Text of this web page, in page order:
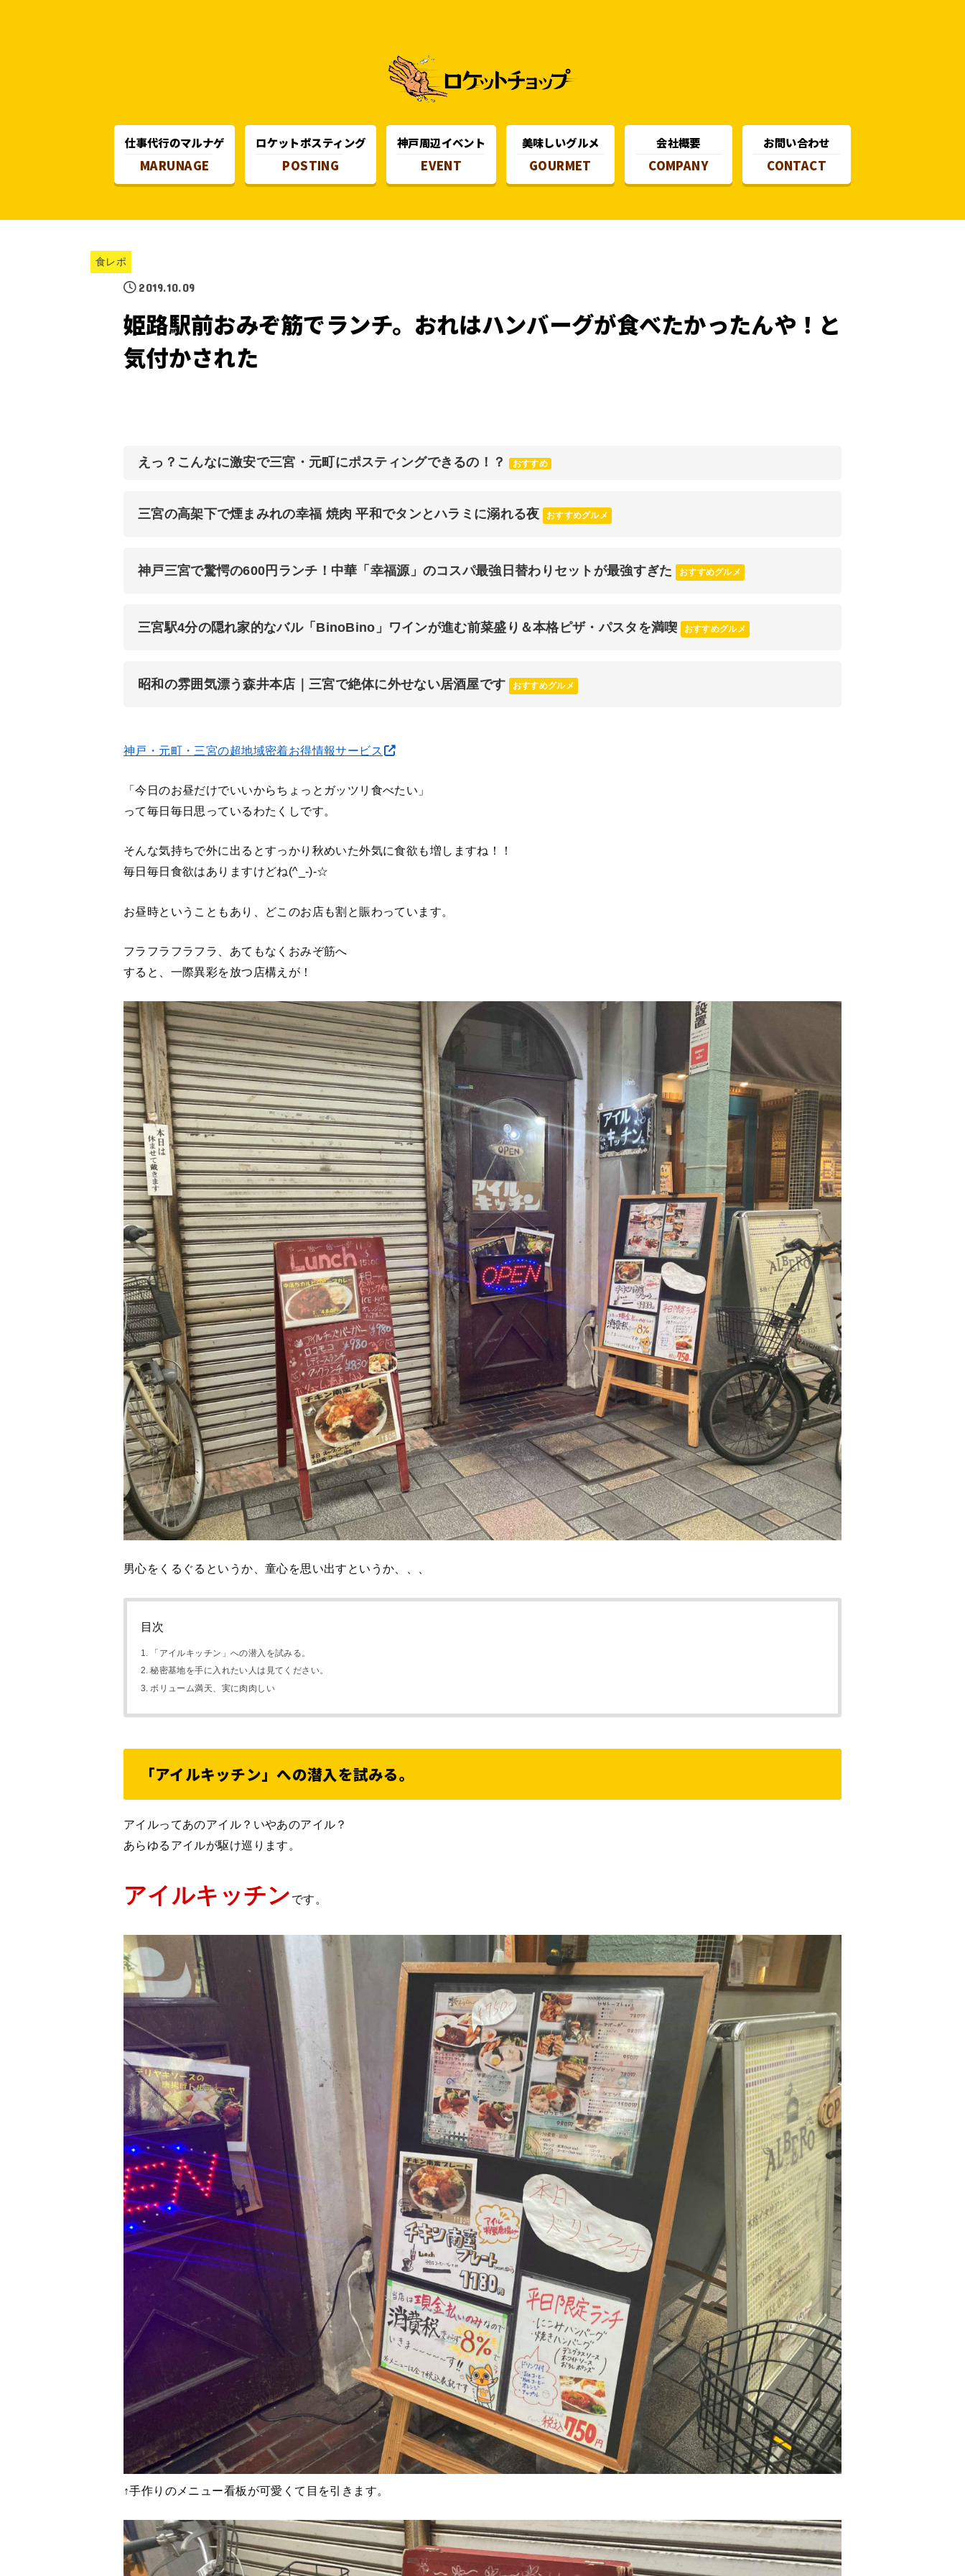
仕事代行のマルナゲ
MARUNAGE
ロケットポスティング
POSTING
神戸周辺イベント
EVENT
美味しいグルメ
GOURMET
会社概要
COMPANY
お問い合わせ
CONTACT
食レポ
2019.10.09
姫路駅前おみぞ筋でランチ。おれはハンバーグが食べたかったんや！と
気付かされた
えっ？こんなに激安で三宮・元町にポスティングできるの！？ おすすめ
三宮の高架下で煙まみれの幸福 焼肉 平和でタンとハラミに溺れる夜 おすすめグルメ
神戸三宮で驚愕の600円ランチ！中華「幸福源」のコスパ最強日替わりセットが最強すぎた おすすめグルメ
三宮駅4分の隠れ家的なバル「BinoBino」ワインが進む前菜盛り＆本格ピザ・パスタを満喫 おすすめグルメ
昭和の雰囲気漂う森井本店｜三宮で絶体に外せない居酒屋です おすすめグルメ
神戸・元町・三宮の超地域密着お得情報サービス
「今日のお昼だけでいいからちょっとガッツリ食べたい」
って毎日毎日思っているわたくしです。
そんな気持ちで外に出るとすっかり秋めいた外気に食欲も増しますね！！
毎日毎日食欲はありますけどね(^_-)-☆
お昼時ということもあり、どこのお店も割と賑わっています。
フラフラフラフラ、あてもなくおみぞ筋へ
すると、一際異彩を放つ店構えが！
男心をくるぐるというか、童心を思い出すというか、、、
目次
「アイルキッチン」への潜入を試みる。
秘密基地を手に入れたい人は見てください。
ボリューム満天、実に肉肉しい
「アイルキッチン」への潜入を試みる。
アイルってあのアイル？いやあのアイル？
あらゆるアイルが駆け巡ります。
アイルキッチン です。
↑手作りのメニュー看板が可愛くて目を引きます。